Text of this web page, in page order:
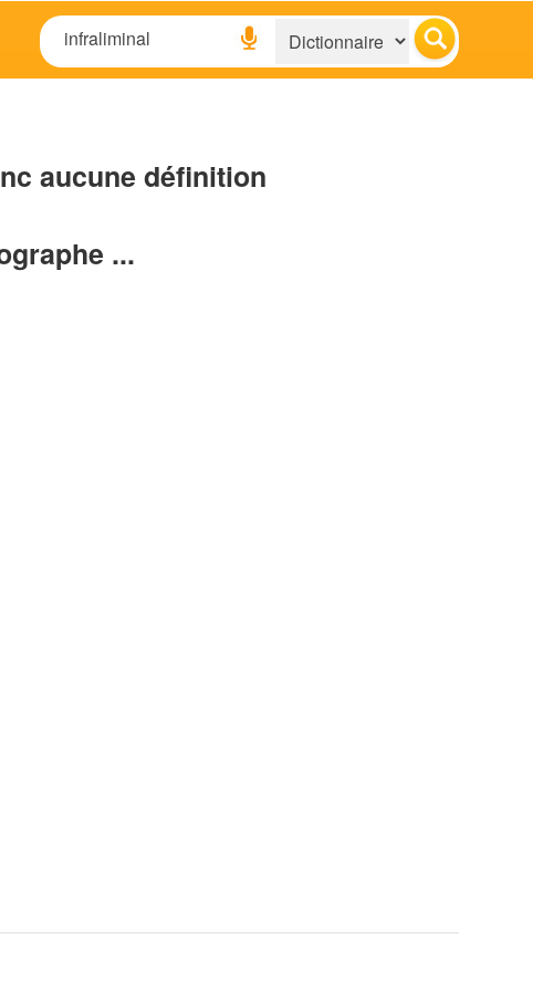
aucune définition
...